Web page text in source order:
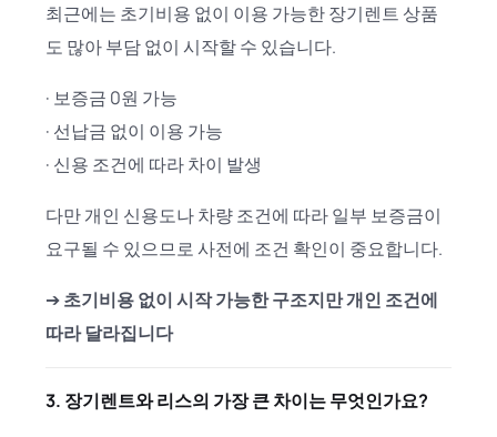
최근에는 초기비용 없이 이용 가능한 장기렌트 상품
도 많아 부담 없이 시작할 수 있습니다.
· 보증금 0원 가능
· 선납금 없이 이용 가능
· 신용 조건에 따라 차이 발생
다만 개인 신용도나 차량 조건에 따라 일부 보증금이
요구될 수 있으므로 사전에 조건 확인이 중요합니다.
➔초기비용 없이 시작 가능한 구조지만 개인 조건에
따라 달라집니다
3. 장기렌트와 리스의 가장 큰 차이는 무엇인가요?